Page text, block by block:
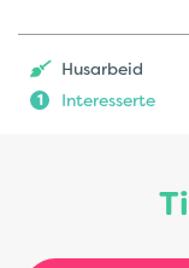
Husarbeid
1 Interesserte